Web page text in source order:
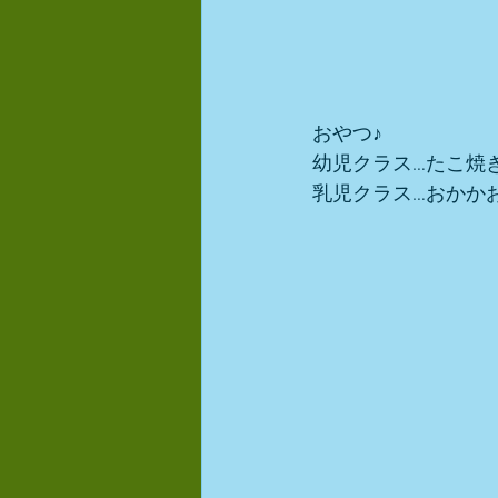
おやつ♪
幼児クラス…たこ焼
乳児クラス…おかか